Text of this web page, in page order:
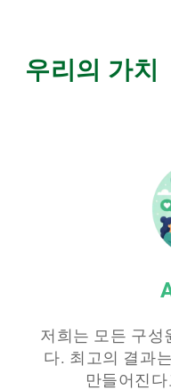
우리의 가치
저희는 모든 구성
다. 최고의 결과
만들어진